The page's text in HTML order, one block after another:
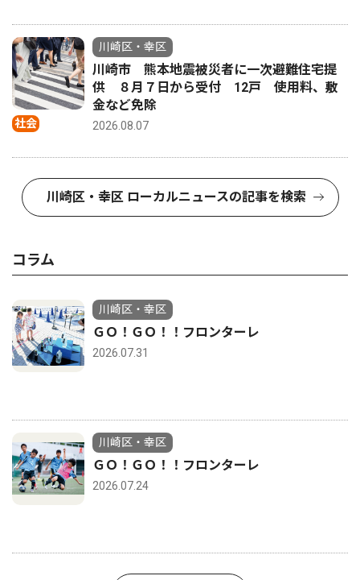
社会
川崎区・幸区
川崎市 熊本地震被災者に一次避難住宅提
供 ８月７日から受付 12戸 使用料、敷
金など免除
2026.08.07
川崎区・幸区 ローカルニュースの記事を検索
コラム
川崎区・幸区
ＧＯ！ＧＯ！！フロンターレ
2026.07.31
川崎区・幸区
ＧＯ！ＧＯ！！フロンターレ
2026.07.24